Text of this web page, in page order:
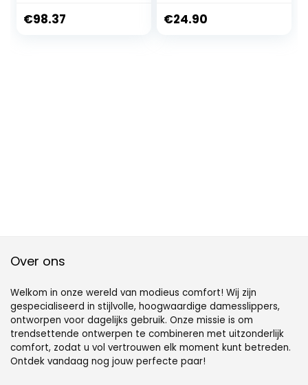
€98.37
Multi
€24.90
Over ons
Welkom in onze wereld van modieus comfort! Wij zijn
gespecialiseerd in stijlvolle, hoogwaardige damesslippers,
ontworpen voor dagelijks gebruik. Onze missie is om
trendsettende ontwerpen te combineren met uitzonderlijk
comfort, zodat u vol vertrouwen elk moment kunt betreden.
Ontdek vandaag nog jouw perfecte paar!